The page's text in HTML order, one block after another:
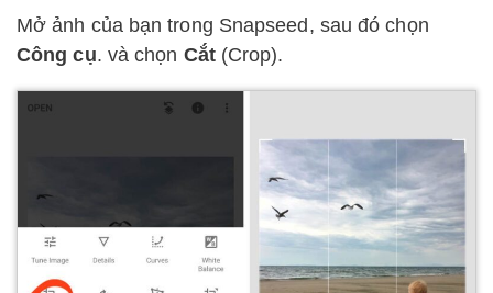
Mở ảnh của bạn trong Snapseed, sau đó chọn
Công cụ. và chọn Cắt(Crop).